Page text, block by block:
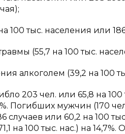
100 тыс. населения или
(55,7 на 100 тыс.
алкоголем (39,2 на 100
203 чел. или 65,8 на
Погибших мужчин (170
случаев или 60,2 на 100
на 100 тыс. нас.) на